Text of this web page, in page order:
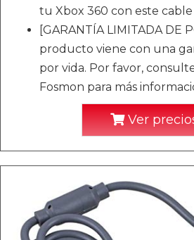
tu Xbox 360 con este cable
[GARANTÍA LIMITADA DE
producto viene con una
por vida. Por favor,
Fosmon para más
Ver